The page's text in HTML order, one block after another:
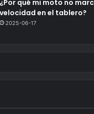
¿Por qué mi moto no
velocidad en el tablero?
2025-06-17